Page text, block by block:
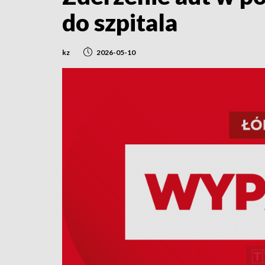
do szpitala
kz 2026-05-10